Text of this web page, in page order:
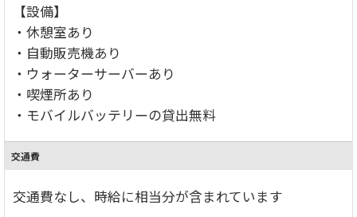
【設備】
・休憩室あり
・自動販売機あり
・ウォーターサーバーあり
・喫煙所あり
・モバイルバッテリーの貸出無料
交通費
交通費なし、時給に相当分が含まれています